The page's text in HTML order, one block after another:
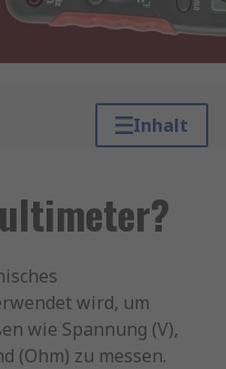
Inhalt
wird, um
wie Spannung (V),
(Ohm) zu messen.